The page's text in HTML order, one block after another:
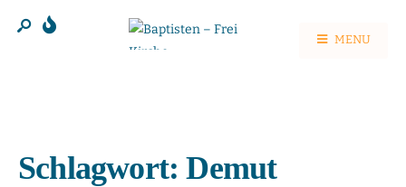
MENU
Schlagwort:Demut